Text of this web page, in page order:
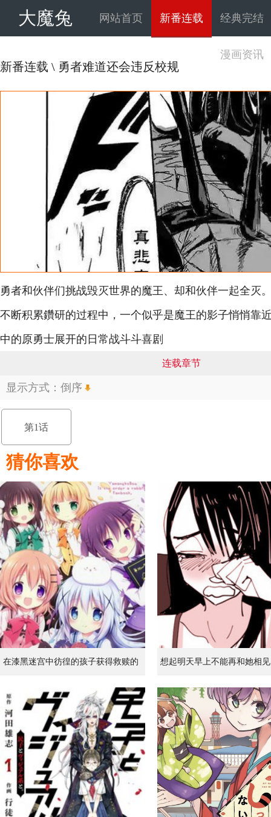
大魔兔 网站首页 新番连载 经典完结
漫画资讯
新番连载 \ 勇者难道还会违反校规
勇者和伙伴们挑战毁灭世界的魔王、却和伙伴一起全灭
不断积累鑽研的过程中，一个似乎是魔王的影子悄悄
中的原勇士展开的日常战斗斗喜剧
连载章节
显示方式： 倒序
第1话
猜你喜欢
在漆黑迷宫中彷徨的孩子获得救赎的
虹之桥 第1话
想起明天早上不能再和她相
到无比寂寞而哭泣的女孩的
1话